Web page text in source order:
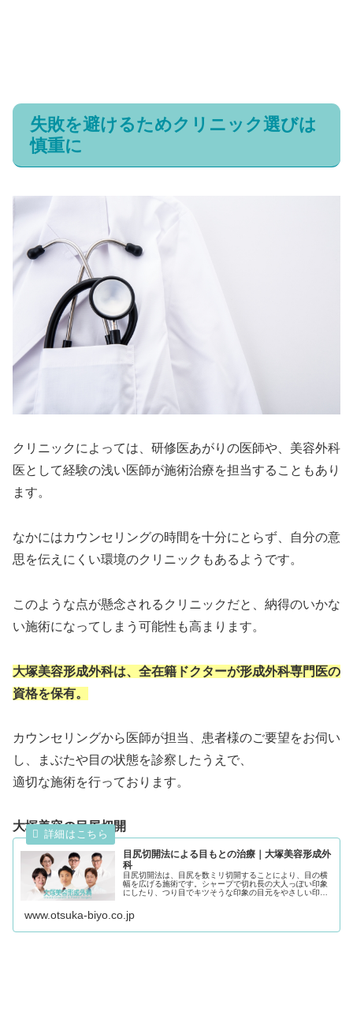
失敗を避けるためクリニック選びは
慎重に
クリニックによっては、研修医あがりの医師や、美容外科
医として経験の浅い医師が施術治療を担当することもあり
ます。
なかにはカウンセリングの時間を十分にとらず、自分の意
思を伝えにくい環境のクリニックもあるようです。
このような点が懸念されるクリニックだと、納得のいかな
い施術になってしまう可能性も高まります。
大塚美容形成外科は、全在籍ドクターが形成外科専門医の
資格を保有。
カウンセリングから医師が担当、患者様のご要望をお伺い
し、まぶたや目の状態を診察したうえで、
適切な施術を行っております。
大塚美容の目尻切開
目尻切開法による目もとの治療｜大塚美容形成外
科
目尻切開法は、目尻を数ミリ切開することにより、目の横
幅を広げる施術です。シャープで切れ長の大人っぽい印象
にしたり、つり目でキツそうな印象の目元をやさしい印象
は、大塚美容形成外科にお気軽にご相...
www.otsuka-biyo.co.jp